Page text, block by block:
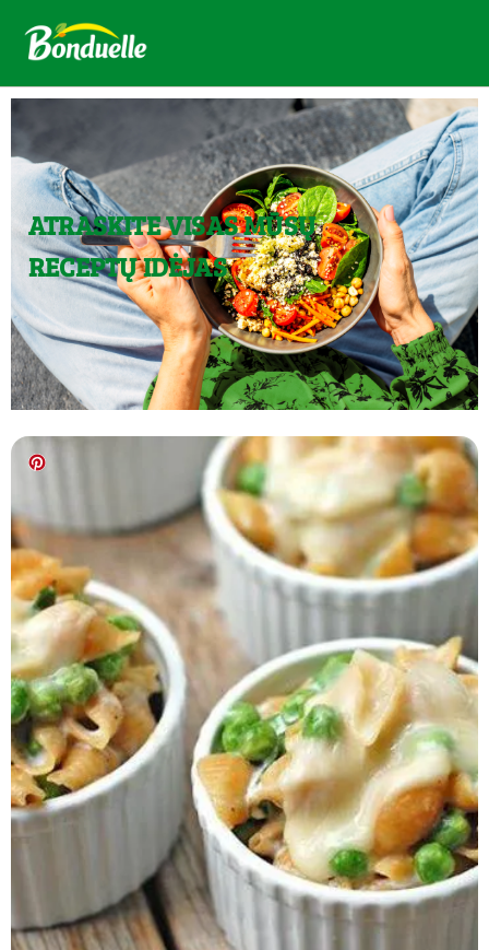
ATRASKITE VISAS MŪSŲ
RECEPTŲ IDĖJAS